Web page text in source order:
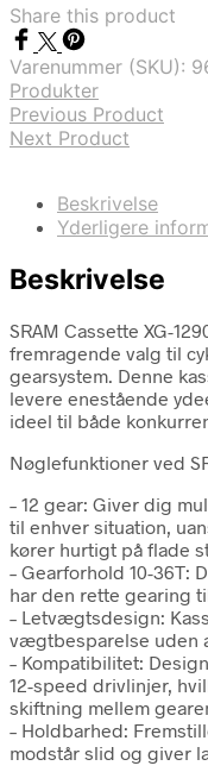
kr.
Share this product
Varenummer (SKU):
Produkter
Previous Product
Next Product
Beskrivelse
Yderligere
Beskrivelse
SRAM Cassette XG-
fremragende valg til
gearsystem. Denne
levere enestående
ideel til både
Nøglefunktioner ved
– 12 gear: Giver dig
til enhver situation,
kører hurtigt på flade
– Gearforhold 10-36T:
har den rette gearing
– Letvægtsdesign:
vægtbesparelse uden
– Kompatibilitet:
12-speed drivlinjer,
skiftning mellem
– Holdbarhed:
modstår slid og giver